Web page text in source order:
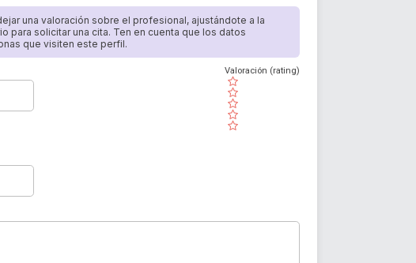
una valoración sobre el profesional, ajustándote a la
para solicitar una cita. Ten en cuenta que los datos
que visiten este perfil.
( )
( )
( )
( )
( )
Valoración (rating)